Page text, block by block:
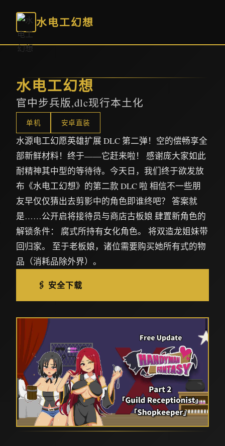
水电工幻想
水电工幻想
官中步兵版,dlc现行本土化
单机 安卓直装
水源电工幻愿英雄扩展 DLC 第二弹！空的偿畅享全
部新鲜材料！终于——它赶来啦！ 感谢庞大家如此
耐精神其中型的等待待。今天日，我们终于欲发放
布《水电工幻想》的第二款 DLC 啦 相信不一些朋
友早仅仅猜出去剪影中的角色即谁终吧？ 答案就
是……公开启将接待员与商店古板娘 肆置新角色的
解锁条件： 腐式所持有女化角色。 将双造龙姐妹带
回归家。 至于老板娘，诸位需要购买她所有式的物
品（消耗品除外界）。
🖇️ 安全下载